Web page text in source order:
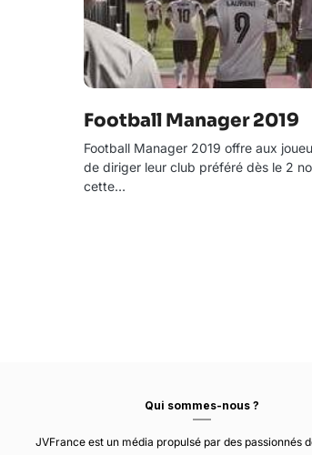
Football Manager 2019
Football Manager 2019 offre aux
de diriger leur club préféré dès le 2
cette…
Qui sommes-nous ?
JVFrance est un média propulsé par des passionnés